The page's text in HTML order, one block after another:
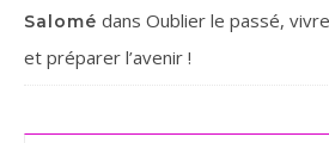
Salomé dans Oublier le passé,
et préparer l’avenir !